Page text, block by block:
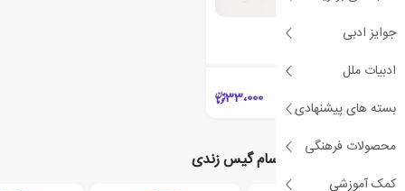
جوایز ادبی
ادبیات ملل
بسته های پیشنهادی
محصولات فرهنگی
کمک آموزشی
خانم اسمیلا و حس برف
33،000
نویسندگان مرتبط با سام گیس زندی